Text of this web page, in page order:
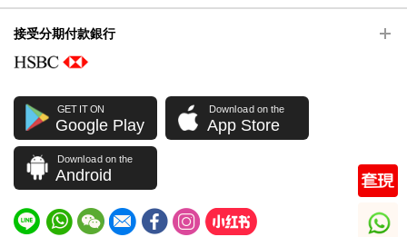
接受分期付款銀行
GET IT ON
Google Play
Download on the
App Store
Download on the
Android